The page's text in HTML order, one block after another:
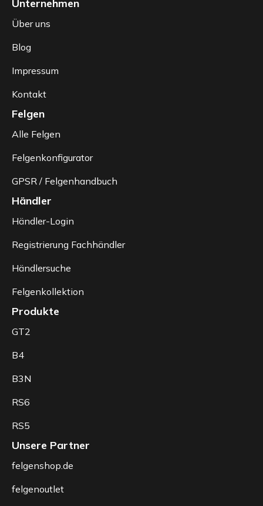
Unternehmen
Über uns
Blog
Impressum
Kontakt
Felgen
Alle Felgen
Felgenkonfigurator
GPSR / Felgenhandbuch
Händler
Händler-Login
Registrierung Fachhändler
Händlersuche
Felgenkollektion
Produkte
GT2
B4
B3N
RS6
RS5
Unsere Partner
felgenshop.de
felgenoutlet